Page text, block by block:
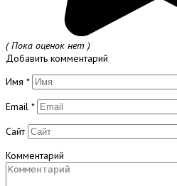
( Пока оценок нет )
Добавить комментарий
Имя *
Email *
Сайт
Комментарий